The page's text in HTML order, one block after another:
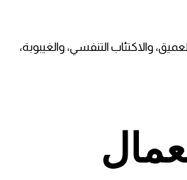
والاكتئاب التنفسي، والغيبوبة،